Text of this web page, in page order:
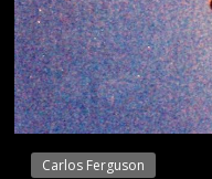
Carlos Ferguson